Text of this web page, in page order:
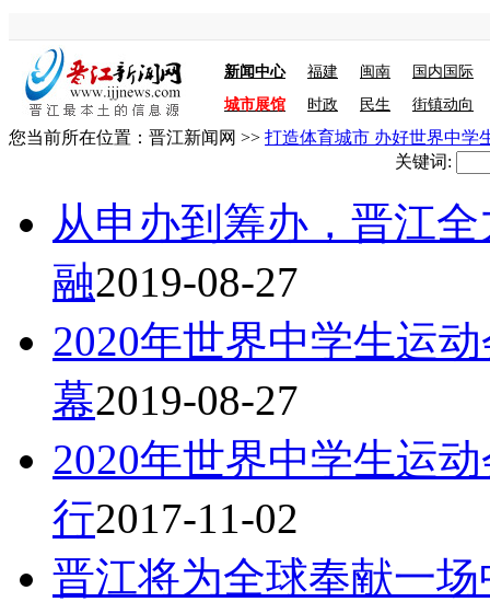
新闻中心 福建 闽南
国内国际
城市展馆
时政 民生 街镇动向
您当前所在位置： 晋江新闻网 >> 打造体育城市 办好世界中学
关键词:
从申办到筹办，晋江
融2019-08-27
2020年世界中学生运
幕2019-08-27
2020年世界中学生运
行2017-11-02
晋江将为全球奉献一